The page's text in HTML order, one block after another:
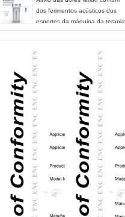
dos ferimentos acústicos dos
esportes da máquina da terapia
da inquietação